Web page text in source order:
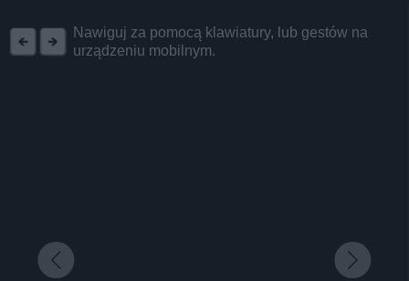
Nawiguj za pomocą klawiatury, lub gestów na
urządzeniu mobilnym.